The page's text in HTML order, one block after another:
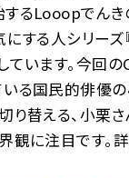
るLooopでんき
する人シリーズ
ています。今回の
る国民的俳優
り替える、小栗
観に注目です。